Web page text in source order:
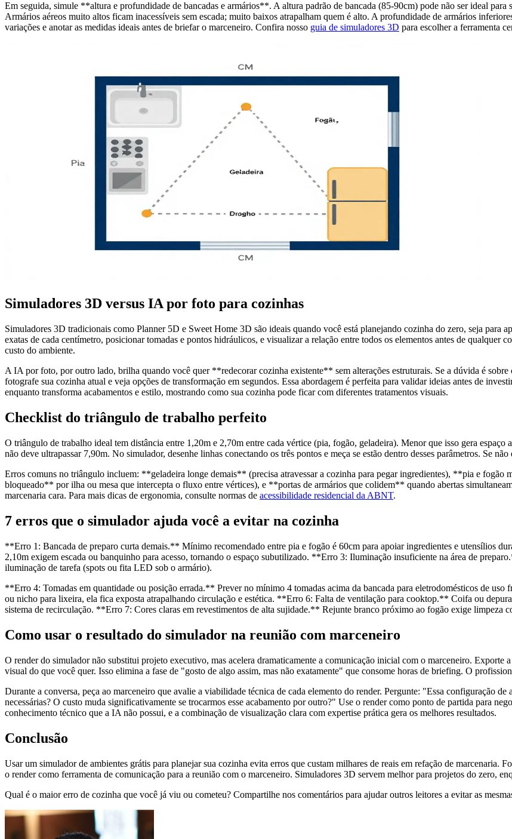
Em seguida, simule **altura e profundidade de bancadas e armários**. A altura padrão de bancada (85-90cm) pode não ser ideal para
Armários aéreos muito altos ficam inacessíveis sem escada; muito baixos atrapalham quem é alto. A profundidade de armários
variações e anotar as medidas ideais antes de briefar o marceneiro. Confira nosso guia de simuladores 3D para escolher a ferramenta
Simuladores 3D versus IA por foto para cozinhas
Simuladores 3D tradicionais como Planner 5D e Sweet Home 3D são ideais quando você está planejando cozinha do zero, seja para
exatas de cada centímetro, posicionar tomadas e pontos hidráulicos, e visualizar a relação entre todos os elementos antes de
custo do ambiente.
A IA por foto, por outro lado, brilha quando você quer **redecorar cozinha existente** sem alterações estruturais. Se a dúvida é
fotografe sua cozinha atual e veja opções de transformação em segundos. Essa abordagem é perfeita para validar ideias antes de
enquanto transforma acabamentos e estilo, mostrando como sua cozinha pode ficar com diferentes tratamentos visuais.
Checklist do triângulo de trabalho perfeito
O triângulo de trabalho ideal tem distância entre 1,20m e 2,70m entre cada vértice (pia, fogão, geladeira). Menor que isso gera
não deve ultrapassar 7,90m. No simulador, desenhe linhas conectando os três pontos e meça se estão dentro desses parâmetros. Se
Erros comuns no triângulo incluem: **geladeira longe demais** (precisa atravessar a cozinha para pegar ingredientes), **pia e
bloqueado** por ilha ou mesa que intercepta o fluxo entre vértices), e **portas de armários que colidem** quando abertas
marcenaria cara. Para mais dicas de ergonomia, consulte normas de acessibilidade residencial da ABNT.
7 erros que o simulador ajuda você a evitar na cozinha
**Erro 1: Bancada de preparo curta demais.** Mínimo recomendado entre pia e fogão é 60cm para apoiar ingredientes e utensílios
2,10m exigem escada ou banquinho para acesso, tornando o espaço subutilizado. **Erro 3: Iluminação insuficiente na área de
iluminação de tarefa (spots ou fita LED sob o armário).
**Erro 4: Tomadas em quantidade ou posição errada.** Prever no mínimo 4 tomadas acima da bancada para eletrodomésticos de
ou nicho para lixeira, ela fica exposta atrapalhando circulação e estética. **Erro 6: Falta de ventilação para cooktop.** Coifa ou
sistema de recirculação. **Erro 7: Cores claras em revestimentos de alta sujidade.** Rejunte branco próximo ao fogão exige limpeza
Como usar o resultado do simulador na reunião com marceneiro
O render do simulador não substitui projeto executivo, mas acelera dramaticamente a comunicação inicial com o marceneiro. Exporte
visual do que você quer. Isso elimina a fase de "gosto de algo assim, mas não exatamente" que consome horas de briefing. O
Durante a conversa, peça ao marceneiro que avalie a viabilidade técnica de cada elemento do render. Pergunte: "Essa configuração
necessárias? O custo muda significativamente se trocarmos esse acabamento por outro?" Use o render como ponto de partida para
conhecimento técnico que a IA não possui, e a combinação de visualização clara com expertise prática gera os melhores resultados.
Conclusão
Usar um simulador de ambientes grátis para planejar sua cozinha evita erros que custam milhares de reais em refação de marcenaria.
o render como ferramenta de comunicação para a reunião com o marceneiro. Simuladores 3D servem melhor para projetos do zero,
Qual é o maior erro de cozinha que você já viu ou cometeu? Compartilhe nos comentários para ajudar outros leitores a evitar as